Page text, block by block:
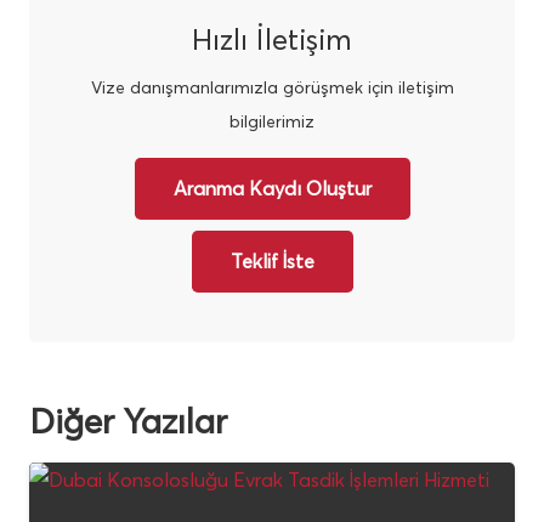
Hızlı İletişim
Vize danışmanlarımızla görüşmek için iletişim
bilgilerimiz
Aranma Kaydı Oluştur
Teklif İste
Diğer Yazılar